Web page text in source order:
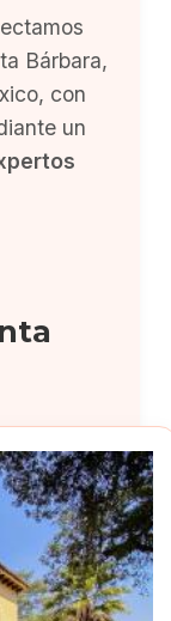
Bárbara,
con
un